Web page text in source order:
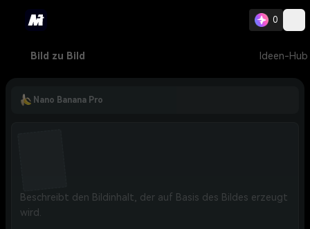
0
Bild zu Bild Ideen-Hub
Nano Banana Pro